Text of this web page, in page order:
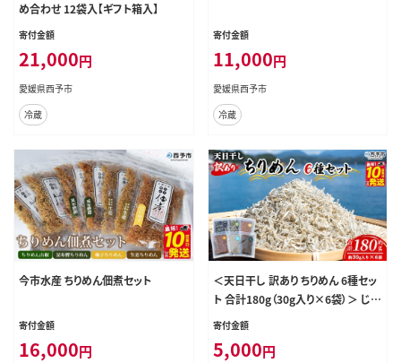
め合わせ 12袋入【ギフト箱入】
寄付金額
21,000円
愛媛県西予市
冷蔵
寄付金額
11,000円
愛媛県西予市
冷蔵
今市水産 ちりめん佃煮セット
寄付金額
16,000円
＜天日干し 訳あり ちりめん 6種セッ
ト 合計180g（30g入り×6袋）＞ じゃ
こ しらす 小魚 詰め合わせ 山椒 生姜
ット 海産物 ごはんのお供 肴 ご家庭
寄付金額
5,000円